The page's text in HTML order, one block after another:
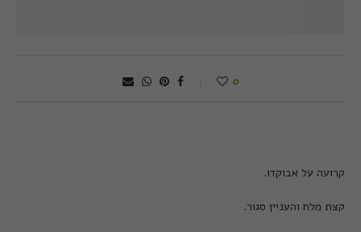
0
קרועה על אבוקדו.
קצת מלח והעניין סגור.